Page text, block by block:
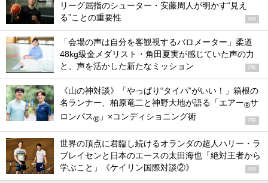
リーグ屈指のシューター・安藤周人が明かす“見え
る”ことの重要性
PR
「会場の声は自分を客観視するバロメーター」柔道
48kg級金メダリスト・角田夏実が感じていた声の力
と、声を活かした新たなミッション
PR
《山の神対談》「やっぱり“タイパ”がいい！」箱根の
名ランナー、柏原竜二と神野大地が語る「エアー®サ
ロンパス® 」×コンディショニング術 PR
世界の頂点に君臨し続けるオランダの超人ハリー・ラ
ブレイセンと日本のエースの太田海也「絶対王者から
学ぶこと」《ケイリン国際対談②》
PR